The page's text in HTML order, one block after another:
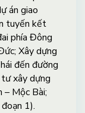
án giao
tuyến kết
phía Đông
Xây dựng
đến đường
xây dựng
– Mộc Bài;
1).